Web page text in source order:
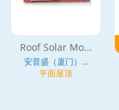
Roof Solar Mo...
安普盛（厦门）...
平面屋顶